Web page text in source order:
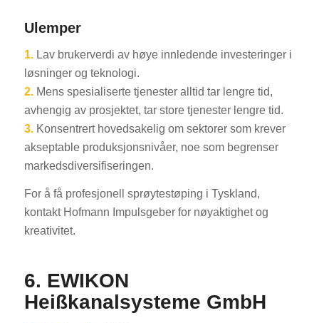
Ulemper
1. Lav brukerverdi av høye innledende investeringer i
løsninger og teknologi.
2. Mens spesialiserte tjenester alltid tar lengre tid,
avhengig av prosjektet, tar store tjenester lengre tid.
3. Konsentrert hovedsakelig om sektorer som krever
akseptable produksjonsnivåer, noe som begrenser
markedsdiversifiseringen.
For å få profesjonell sprøytestøping i Tyskland,
kontakt Hofmann Impulsgeber for nøyaktighet og
kreativitet.
6. EWIKON
Heißkanalsysteme GmbH